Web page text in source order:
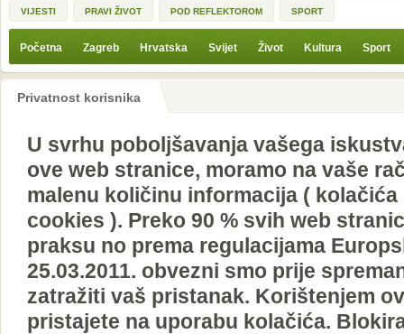
VIJESTI PRAVI ŽIVOT POD REFLEKTOROM SPORT
Početna Zagreb Hrvatska Svijet Život Kultura Sport
Privatnost korisnika
U svrhu poboljšavanja vašega
ove web stranice, moramo na vaše
malenu količinu informacija ( kolačića
cookies ). Preko 90 % svih web
praksu no prema regulacijama
25.03.2011. obvezni smo prije
zatražiti vaš pristanak. Korištenjem
pristajete na uporabu kolačića.